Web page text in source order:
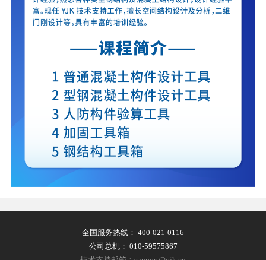
全国服务热线： 400-021-0116
公司总机： 010-59575867